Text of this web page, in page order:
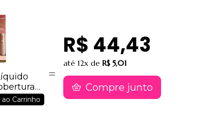
-
Carrinho
R$ 44,43
até 12x de R$ 5,01
Compre junto